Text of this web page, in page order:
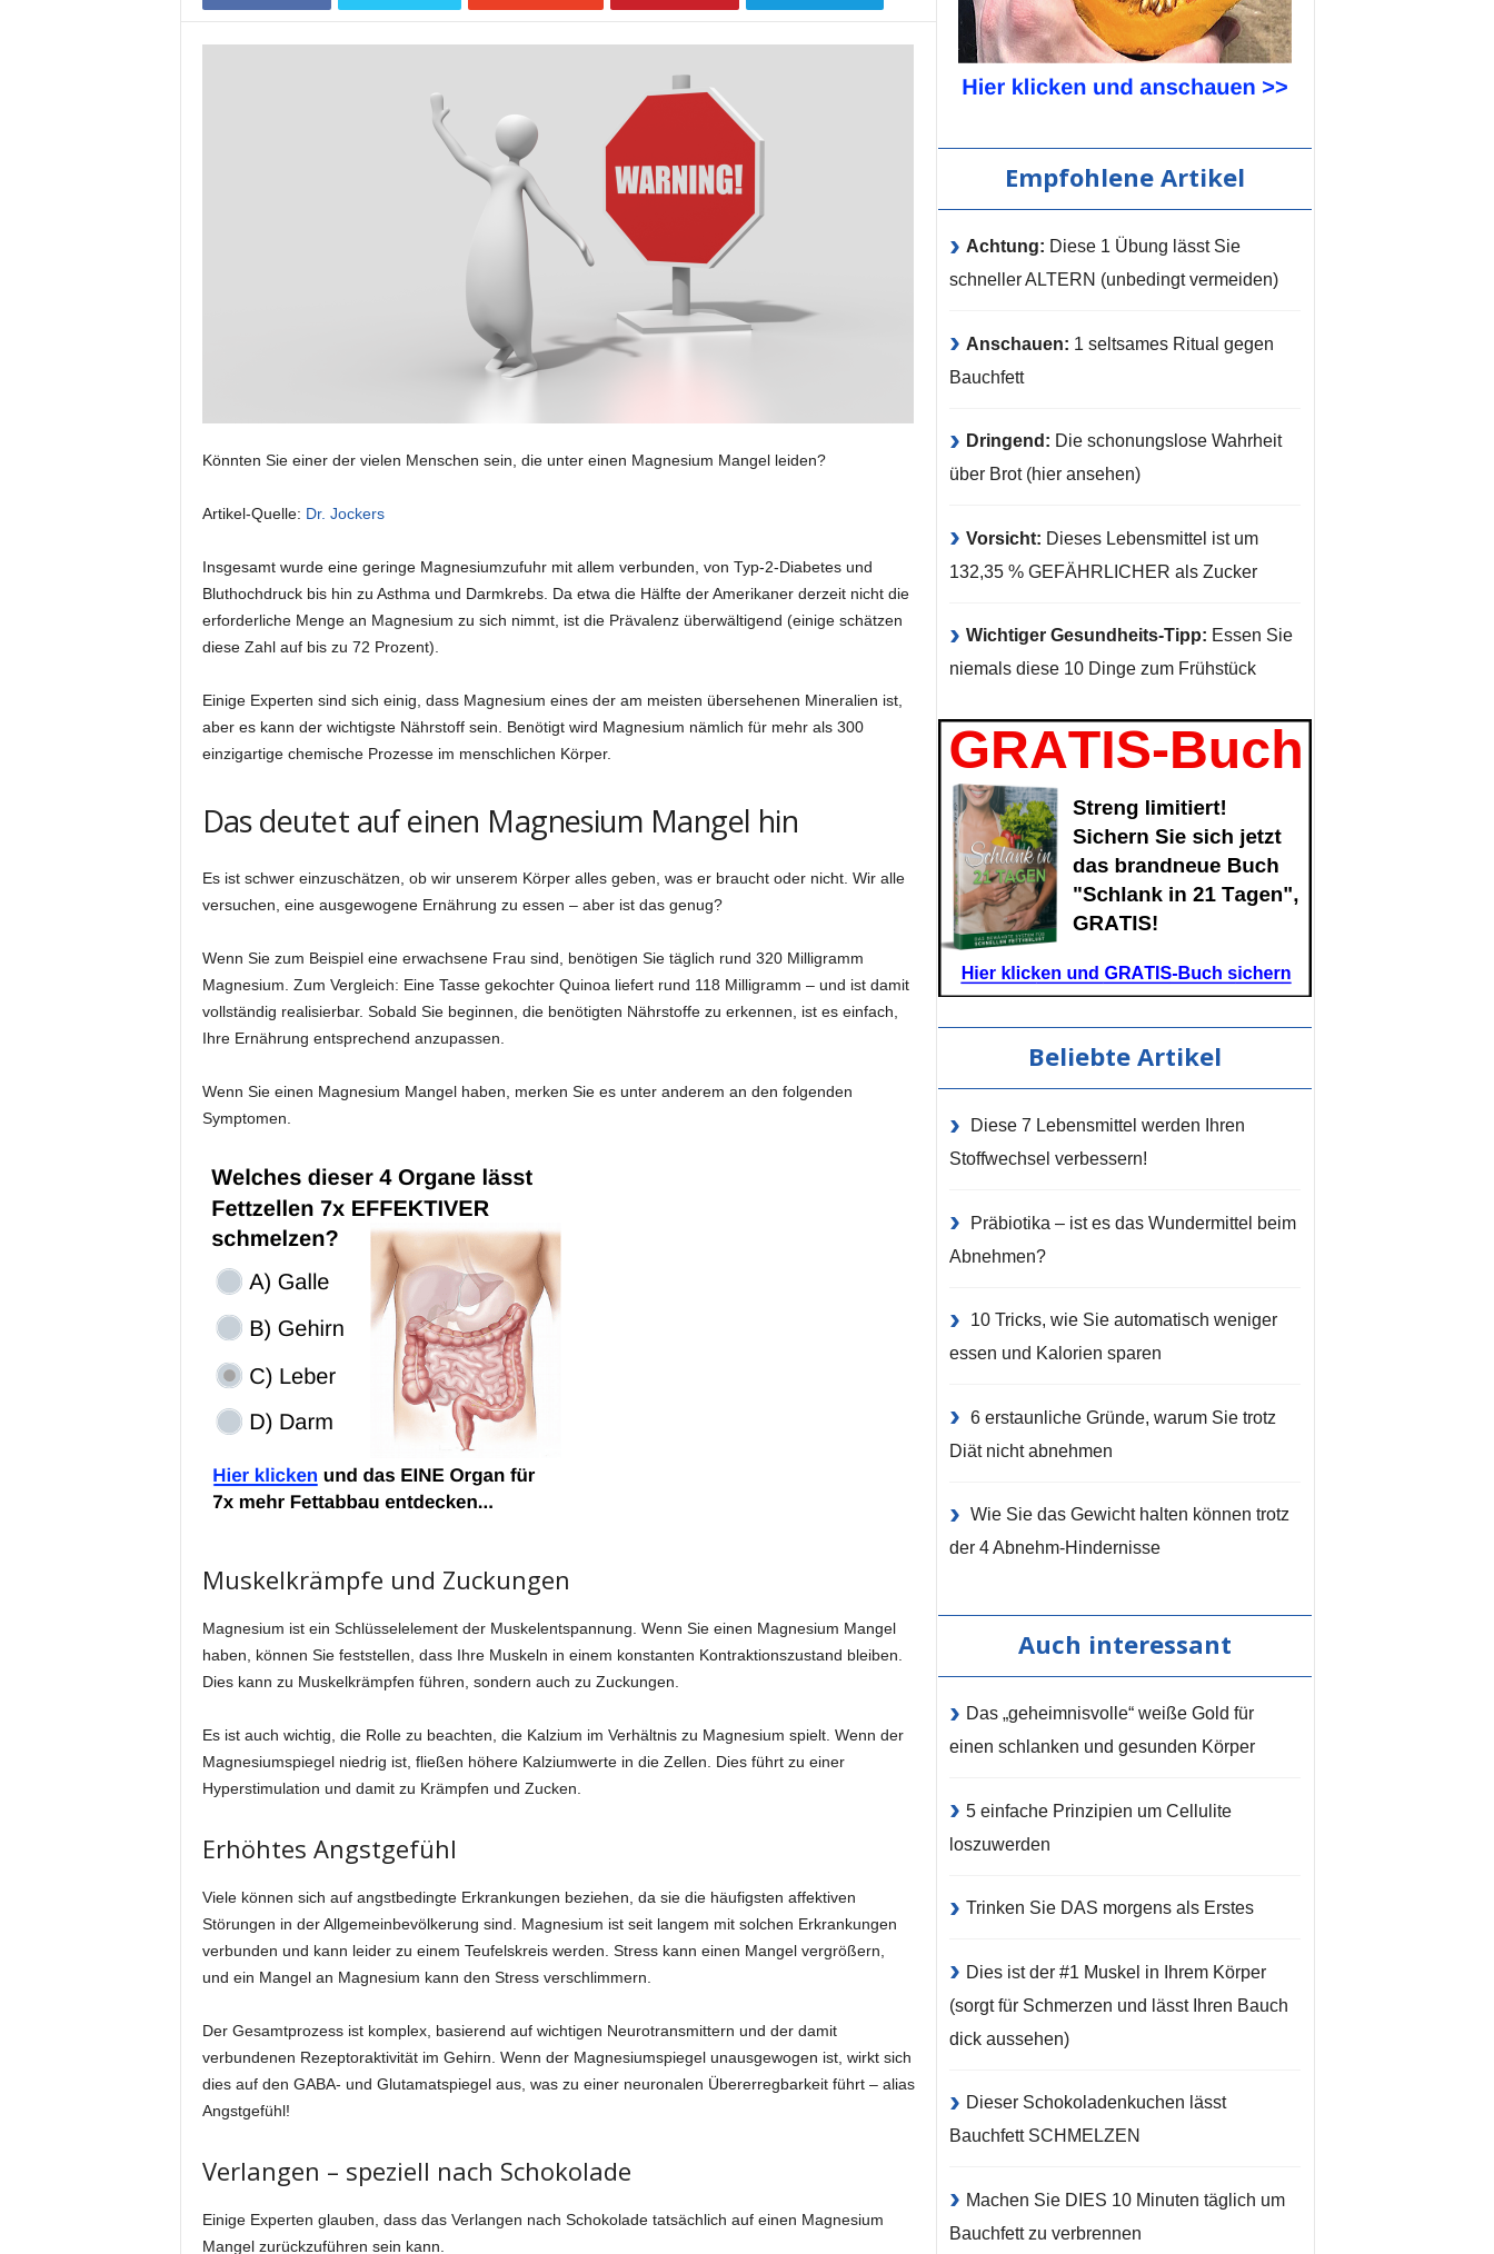
Könnten Sie einer der vielen Menschen sein, die unter einen Magnesium Mangel leiden?
Artikel-Quelle: Dr. Jockers
Insgesamt wurde eine geringe Magnesiumzufuhr mit allem verbunden, von Typ-2-Diabetes und
Bluthochdruck bis hin zu Asthma und Darmkrebs. Da etwa die Hälfte der Amerikaner derzeit nicht die
erforderliche Menge an Magnesium zu sich nimmt, ist die Prävalenz überwältigend (einige schätzen
diese Zahl auf bis zu 72 Prozent).
Einige Experten sind sich einig, dass Magnesium eines der am meisten übersehenen Mineralien ist,
aber es kann der wichtigste Nährstoff sein. Benötigt wird Magnesium nämlich für mehr als 300
einzigartige chemische Prozesse im menschlichen Körper.
Das deutet auf einen Magnesium Mangel hin
Es ist schwer einzuschätzen, ob wir unserem Körper alles geben, was er braucht oder nicht. Wir alle
versuchen, eine ausgewogene Ernährung zu essen – aber ist das genug?
Wenn Sie zum Beispiel eine erwachsene Frau sind, benötigen Sie täglich rund 320 Milligramm
Magnesium. Zum Vergleich: Eine Tasse gekochter Quinoa liefert rund 118 Milligramm – und ist damit
vollständig realisierbar. Sobald Sie beginnen, die benötigten Nährstoffe zu erkennen, ist es einfach,
Ihre Ernährung entsprechend anzupassen.
Wenn Sie einen Magnesium Mangel haben, merken Sie es unter anderem an den folgenden
Symptomen.
Muskelkrämpfe und Zuckungen
Magnesium ist ein Schlüsselelement der Muskelentspannung. Wenn Sie einen Magnesium Mangel
haben, können Sie feststellen, dass Ihre Muskeln in einem konstanten Kontraktionszustand bleiben.
Dies kann zu Muskelkrämpfen führen, sondern auch zu Zuckungen.
Es ist auch wichtig, die Rolle zu beachten, die Kalzium im Verhältnis zu Magnesium spielt. Wenn der
Magnesiumspiegel niedrig ist, fließen höhere Kalziumwerte in die Zellen. Dies führt zu einer
Hyperstimulation und damit zu Krämpfen und Zucken.
Erhöhtes Angstgefühl
Viele können sich auf angstbedingte Erkrankungen beziehen, da sie die häufigsten affektiven
Störungen in der Allgemeinbevölkerung sind. Magnesium ist seit langem mit solchen Erkrankungen
verbunden und kann leider zu einem Teufelskreis werden. Stress kann einen Mangel vergrößern,
und ein Mangel an Magnesium kann den Stress verschlimmern.
Der Gesamtprozess ist komplex, basierend auf wichtigen Neurotransmittern und der damit
verbundenen Rezeptoraktivität im Gehirn. Wenn der Magnesiumspiegel unausgewogen ist, wirkt sich
dies auf den GABA- und Glutamatspiegel aus, was zu einer neuronalen Übererregbarkeit führt – alias
Angstgefühl!
Verlangen – speziell nach Schokolade
Einige Experten glauben, dass das Verlangen nach Schokolade tatsächlich auf einen Magnesium
Mangel zurückzuführen sein kann.
Empfohlene Artikel
Achtung: Diese 1 Übung lässt Sie
schneller ALTERN (unbedingt vermeiden)
Anschauen: 1 seltsames Ritual gegen
Bauchfett
Dringend: Die schonungslose Wahrheit
über Brot (hier ansehen)
Vorsicht: Dieses Lebensmittel ist um
132,35 % GEFÄHRLICHER als Zucker
Wichtiger Gesundheits-Tipp: Essen Sie
niemals diese 10 Dinge zum Frühstück
Beliebte Artikel
Diese 7 Lebensmittel werden Ihren
Stoffwechsel verbessern!
Präbiotika – ist es das Wundermittel beim
Abnehmen?
10 Tricks, wie Sie automatisch weniger
essen und Kalorien sparen
6 erstaunliche Gründe, warum Sie trotz
Diät nicht abnehmen
Wie Sie das Gewicht halten können trotz
der 4 Abnehm-Hindernisse
Auch interessant
Das „geheimnisvolle“ weiße Gold für
einen schlanken und gesunden Körper
5 einfache Prinzipien um Cellulite
loszuwerden
Trinken Sie DAS morgens als Erstes
Dies ist der #1 Muskel in Ihrem Körper
(sorgt für Schmerzen und lässt Ihren Bauch
dick aussehen)
Dieser Schokoladenkuchen lässt
Bauchfett SCHMELZEN
Machen Sie DIES 10 Minuten täglich um
Bauchfett zu verbrennen